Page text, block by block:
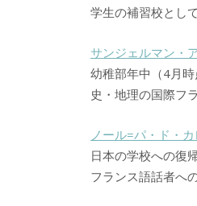
学生の補習校として
サンジェルマン・
幼稚部年中（4月時
史・地理の国際フ
ノール=パ・ド・
日本の学校への復
フランス語話者へ